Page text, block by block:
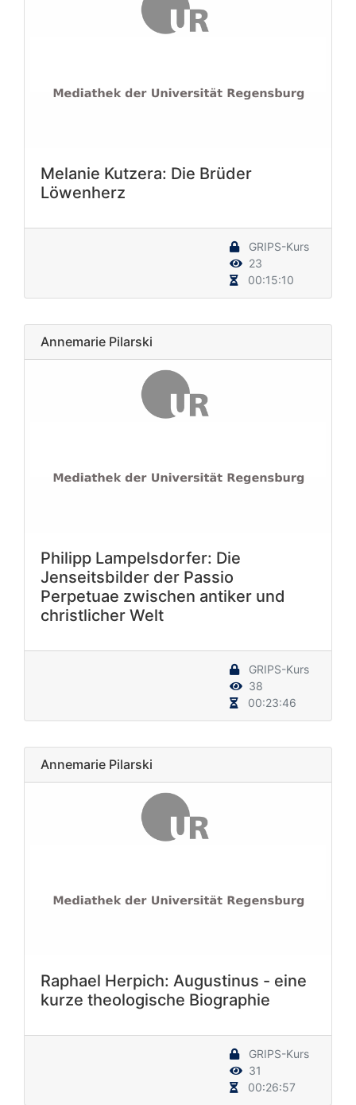
Melanie Kutzera: Die Brüder
Löwenherz
GRIPS-Kurs
23
00:15:10
Annemarie Pilarski
Philipp Lampelsdorfer: Die
Jenseitsbilder der Passio
Perpetuae zwischen antiker und
christlicher Welt
GRIPS-Kurs
38
00:23:46
Annemarie Pilarski
Raphael Herpich: Augustinus - eine
kurze theologische Biographie
GRIPS-Kurs
31
00:26:57